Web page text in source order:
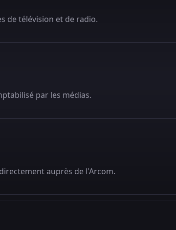
de télévision et de radio.
par les médias.
auprès de l'Arcom.